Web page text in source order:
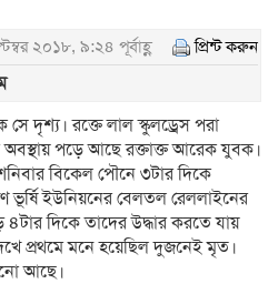
২০১৮, ৯:২৪ পূর্বাহ্ণ প্রিন্ট করুন
দৃশ্য। রক্তে লাল স্কুলড্রেস পরা
অবস্থায় পড়ে আছে রক্তাক্ত আরেক যুবক।
বিকেল পৌনে ৩টার দিকে
ভূর্ষি ইউনিয়নের বেলতল রেললাইনের
৪টার দিকে তাদের উদ্ধার করতে যায়
প্রথমে মনে হয়েছিল দুজনেই মৃত।
আছে।